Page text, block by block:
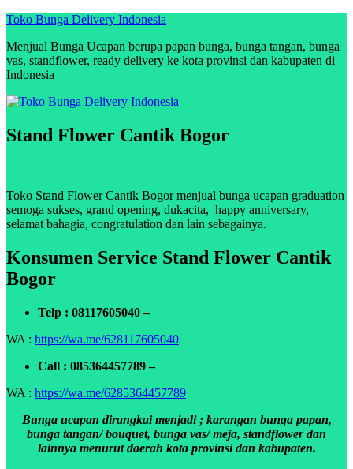
Skip
content
Toko Bunga Delivery Indonesia
Menjual Bunga Ucapan berupa papan bunga, bunga tangan, bunga
vas, standflower, ready delivery ke kota provinsi dan kabupaten di
Indonesia
Stand Flower Cantik Bogor
Toko Stand Flower Cantik Bogor menjual bunga ucapan graduation
semoga sukses, grand opening, dukacita, happy anniversary,
selamat bahagia, congratulation dan lain sebagainya.
Konsumen Service Stand Flower Cantik
Bogor
Telp : 08117605040 –
WA : https://wa.me/628117605040
Call : 085364457789 –
WA : https://wa.me/6285364457789
Bunga ucapan dirangkai menjadi ; karangan bunga papan,
bunga tangan/ bouquet, bunga vas/ meja, standflower dan
lainnya menurut daerah kota provinsi dan kabupaten.